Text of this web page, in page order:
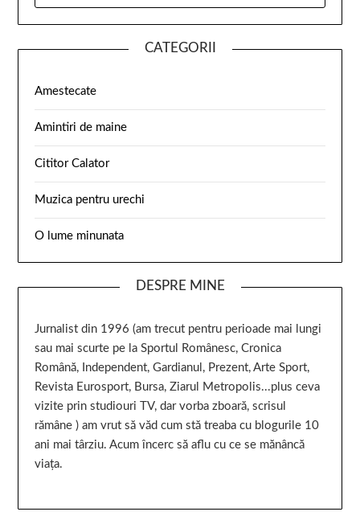
CATEGORII
Amestecate
Amintiri de maine
Cititor Calator
Muzica pentru urechi
O lume minunata
DESPRE MINE
Jurnalist din 1996 (am trecut pentru perioade mai lungi
sau mai scurte pe la Sportul Românesc, Cronica
Română, Independent, Gardianul, Prezent, Arte Sport,
Revista Eurosport, Bursa, Ziarul Metropolis...plus ceva
vizite prin studiouri TV, dar vorba zboară, scrisul
rămâne ) am vrut să văd cum stă treaba cu blogurile 10
ani mai târziu. Acum încerc să aflu cu ce se mănâncă
viața.